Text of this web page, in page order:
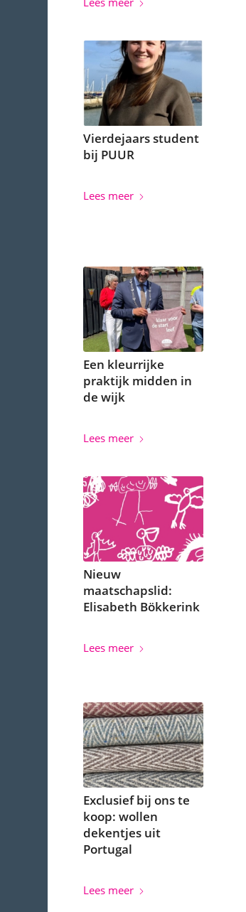
Vierdejaars student
bij PUUR
Lees meer
Een kleurrijke
praktijk midden in
de wijk
Lees meer
Nieuw
maatschapslid:
Elisabeth Bökkerink
Lees meer
Exclusief bij ons te
koop: wollen
dekentjes uit
Portugal
Lees meer